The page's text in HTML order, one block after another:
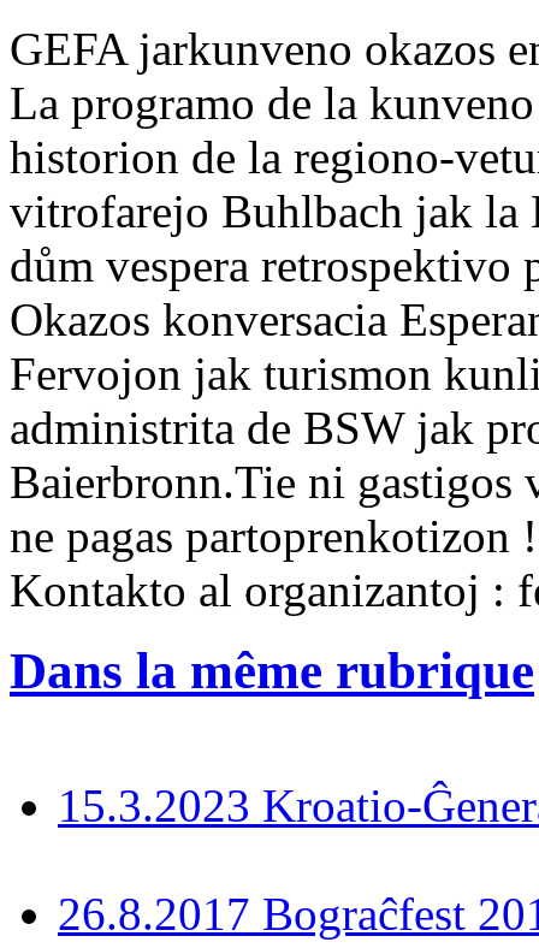
GEFA jarkunveno okazos
La programo de la
historion de la regiono-
vitrofarejo Buhlbach jak la
dům vespera
Okazos konversacia
Fervojon jak turismon
administrita de BSW jak
Baierbronn.Tie ni gastigos
ne pagas partoprenkotizon
Kontakto al organizantoj :
Dans la même rubrique
15.3.2023 Kroatio-
26.8.2017 Bograĉfest